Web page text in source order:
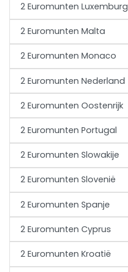
2 Euromunten Luxemburg
2 Euromunten Malta
2 Euromunten Monaco
2 Euromunten Nederland
2 Euromunten Oostenrijk
2 Euromunten Portugal
2 Euromunten Slowakije
2 Euromunten Slovenië
2 Euromunten Spanje
2 Euromunten Cyprus
2 Euromunten Kroatië